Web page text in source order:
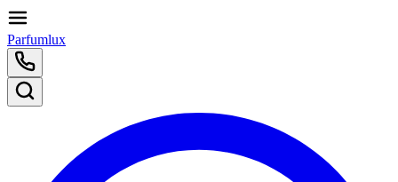
Parfumlux